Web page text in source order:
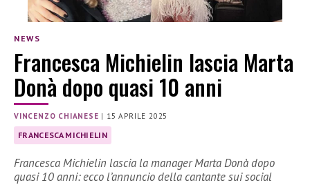
NEWS
Francesca Michielin lascia Marta
Donà dopo quasi 10 anni
VINCENZO CHIANESE | 15 APRILE 2025
FRANCESCA MICHIELIN
Francesca Michielin lascia la manager Marta Donà dopo
quasi 10 anni: ecco l’annuncio della cantante sui social